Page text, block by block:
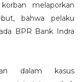
melaporkan
bahwa pelaku
BPR Bank Indra
dalam kasus